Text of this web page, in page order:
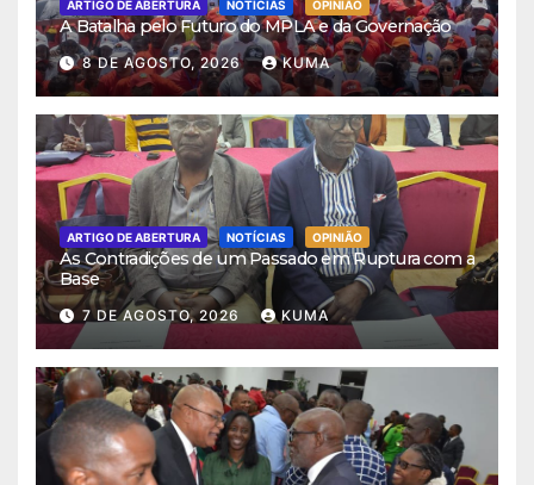
ARTIGO DE ABERTURA NOTÍCIAS OPINIÃO
A Batalha pelo Futuro do MPLA e da Governação
8 DE AGOSTO, 2026 KUMA
ARTIGO DE ABERTURA NOTÍCIAS OPINIÃO
As Contradições de um Passado em Ruptura com a
Base
7 DE AGOSTO, 2026 KUMA